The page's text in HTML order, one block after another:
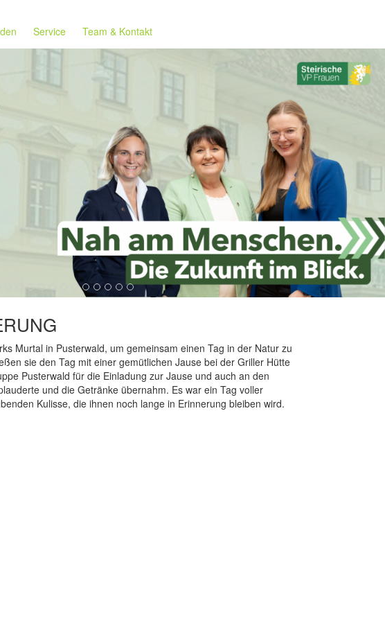
Service Team & Kontakt
Murtal in Pusterwald, um gemeinsam einen Tag in der Natur zu
sie den Tag mit einer gemütlichen Jause bei der Griller Hütte
Pusterwald für die Einladung zur Jause und auch an den
und die Getränke übernahm. Es war ein Tag voller
Kulisse, die ihnen noch lange in Erinnerung bleiben wird.